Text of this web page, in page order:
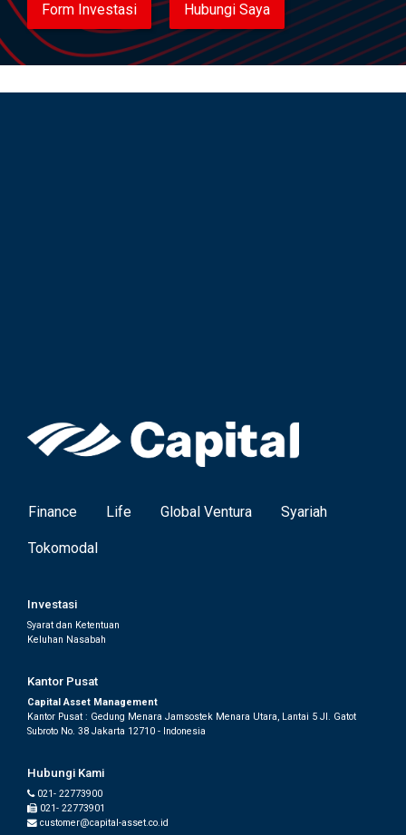
Form Investasi Hubungi Saya
Finance Life Global Ventura Syariah
Tokomodal
Investasi
Syarat dan Ketentuan
Keluhan Nasabah
Kantor Pusat
Capital Asset Management
Kantor Pusat : Gedung Menara Jamsostek Menara Utara, Lantai 5 Jl. Gatot
Subroto No. 38 Jakarta 12710 - Indonesia
Hubungi Kami
021- 22773900
021- 22773901
customer@capital-asset.co.id